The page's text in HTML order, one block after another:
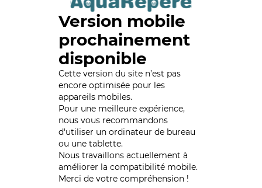
Version mobile
prochainement
disponible
Cette version du site n’est pas
encore optimisée pour les
appareils mobiles.
Pour une meilleure expérience,
nous vous recommandons
d'utiliser un ordinateur de bureau
ou une tablette.
Nous travaillons actuellement à
améliorer la compatibilité mobile.
Merci de votre compréhension !